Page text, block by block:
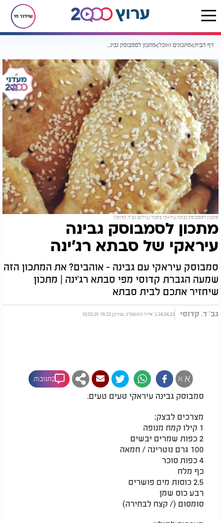
שידור חי
דף הבית מתכונים ואוכל מתכון לסמבוסק גבינה עיראקי של סבתא רג'ינה
מתכון לסמבוסק גבינה עיראקי בתנור (צילום: גב' ד. קדוסי)
מתכון לסמבוסק גבינה
עיראקי של סבתא רג'ינה
סמבוסק עיראקי עם גבינה - אוהבים? את המתכון הזה
שמעה הגברת קדוסי מפי סבתא רג'ינה | מתכון
שיחזיר אתכם לבית סבתא
גב' ד. קדוסי 24.04.23 ג' אייר התשפ"ג, עודכן 19:22 10.03.25
א א 2תגובות
סמבוסק גבינה עיראקי טעים טעים.
מצרכים לבצק:
1 קילו קמח מנופה
2 כפות שמרים יבשים
100 גרם נוטרינה / חמאה
4 כפות סוכר
כף מלח
2.5 כוסות מים פושרים
רבע כוס שמן
סומסום (/ קצח לבחירה)